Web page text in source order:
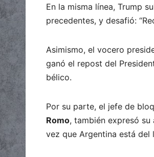
En la misma línea, Trump
precedentes, y desafió:
Asimismo, el vocero
ganó el repost del
bélico.
Por su parte, el jefe de
Romo, también expresó su
vez que Argentina está del